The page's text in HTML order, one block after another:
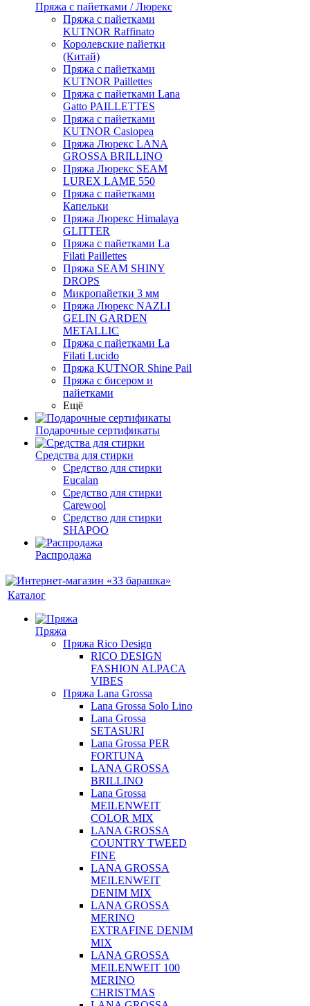
Пряжа с пайетками / Люрекс
Пряжа с пайетками
KUTNOR Raffinato
Королевские пайетки
(Китай)
Пряжа с пайетками
KUTNOR Paillettes
Пряжа с пайетками Lana
Gatto PAILLETTES
Пряжа с пайетками
KUTNOR Casiopea
Пряжа Люрекс LANA
GROSSA BRILLINO
Пряжа Люрекс SEAM
LUREX LAME 550
Пряжа с пайетками
Капельки
Пряжа Люрекс Himalaya
GLITTER
Пряжа с пайетками La
Filati Paillettes
Пряжа SEAM SHINY
DROPS
Микропайетки 3 мм
Пряжа Люрекс NAZLI
GELIN GARDEN
METALLIC
Пряжа с пайетками La
Filati Lucido
Пряжа KUTNOR Shine Pail
Пряжа с бисером и
пайетками
Ещё
Подарочные сертификаты
Средства для стирки
Средство для стирки
Eucalan
Средство для стирки
Carewool
Средство для стирки
SHAPOO
Распродажа
Каталог
Пряжа
Пряжа Rico Design
RICO DESIGN
FASHION ALPACA
VIBES
Пряжа Lana Grossa
Lana Grossa Solo Lino
Lana Grossa
SETASURI
Lana Grossa PER
FORTUNA
LANA GROSSA
BRILLINO
Lana Grossa
MEILENWEIT
COLOR MIX
LANA GROSSA
COUNTRY TWEED
FINE
LANA GROSSA
MEILENWEIT
DENIM MIX
LANA GROSSA
MERINO
EXTRAFINE DENIM
MIX
LANA GROSSA
MEILENWEIT 100
MERINO
CHRISTMAS